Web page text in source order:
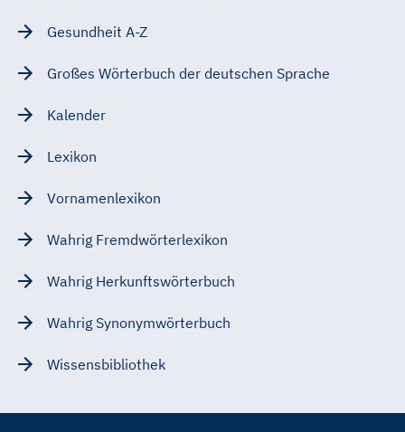
Gesundheit A-Z
Großes Wörterbuch der deutschen Sprache
Kalender
Lexikon
Vornamenlexikon
Wahrig Fremdwörterlexikon
Wahrig Herkunftswörterbuch
Wahrig Synonymwörterbuch
Wissensbibliothek